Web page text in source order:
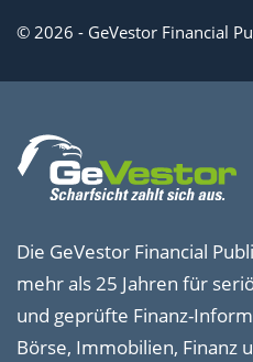
© 2026 - GeVestor Financial
Die GeVestor Financial
mehr als 25 Jahren für
und geprüfte Finanz-
Börse, Immobilien, Finanz